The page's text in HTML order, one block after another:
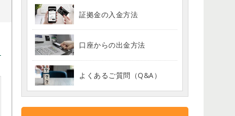
証拠金の入金方法
口座からの出金方法
よくあるご質問（Q&A）